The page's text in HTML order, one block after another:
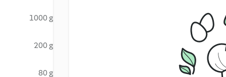
1000 g
200 g
80 g